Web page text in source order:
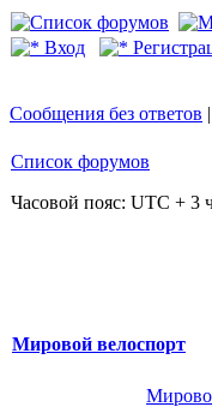
Вход
Сообщения без ответов |
Список форумов
Часовой пояс: UTC + 3
Мировой велоспорт